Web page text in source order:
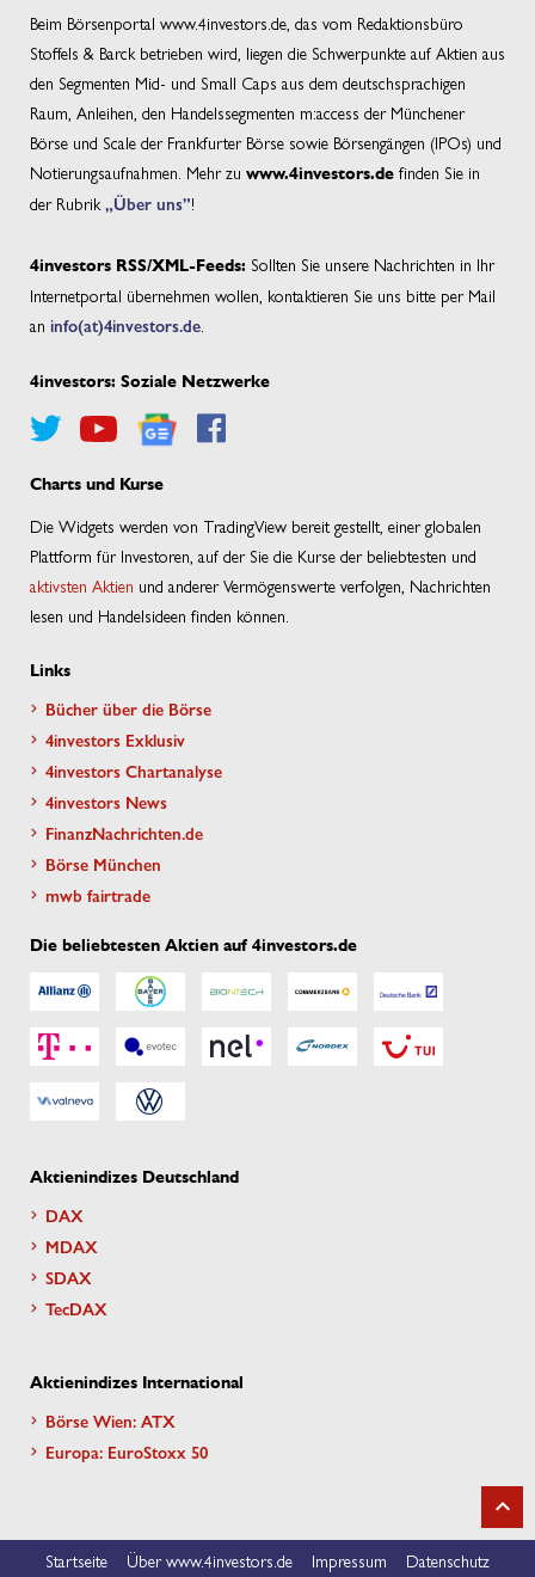
Beim Börsenportal www.4investors.de, das vom Redaktionsbüro
Stoffels & Barck betrieben wird, liegen die Schwerpunkte auf Aktien aus
den Segmenten Mid- und Small Caps aus dem deutschsprachigen
Raum, Anleihen, den Handelssegmenten m:access der Münchener
Börse und Scale der Frankfurter Börse sowie Börsengängen (IPOs) und
Notierungsaufnahmen. Mehr zu www.4investors.de finden Sie in
der Rubrik „Über uns”!
4investors RSS/XML-Feeds: Sollten Sie unsere Nachrichten in Ihr
Internetportal übernehmen wollen, kontaktieren Sie uns bitte per Mail
an info(at)4investors.de
4investors: Soziale Netzwerke
Charts und Kurse
Die Widgets werden von TradingView bereit gestellt, einer globalen
Plattform für Investoren, auf der Sie die Kurse der beliebtesten und
aktivsten Aktien und anderer Vermögenswerte verfolgen, Nachrichten
lesen und Handelsideen finden können.
Links
Bücher über die Börse
4investors Exklusiv
4investors Chartanalyse
4investors News
FinanzNachrichten.de
Börse München
mwb fairtrade
Die beliebtesten Aktien auf 4investors.de
Aktienindizes Deutschland
DAX
MDAX
SDAX
TecDAX
Aktienindizes International
Börse Wien: ATX
Europa: EuroStoxx 50
Startseite Über www.4investors.de Impressum Datenschutz